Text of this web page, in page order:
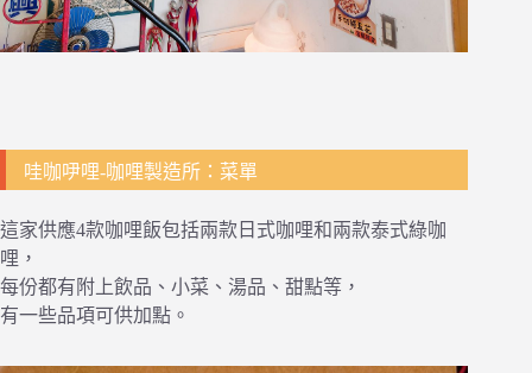
哇咖吚哩-咖哩製造所：菜單
這家供應4款咖哩飯包括兩款日式咖哩和兩款泰式綠咖
哩，
每份都有附上飲品、小菜、湯品、甜點等，
有一些品項可供加點。